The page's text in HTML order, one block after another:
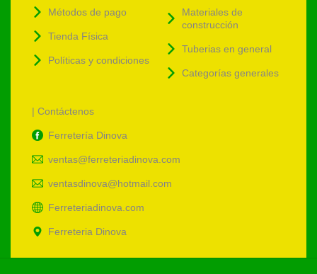
Métodos de pago
Tienda Física
Políticas y condiciones
Materiales de
construcción
Tuberias en general
Categorías generales
| Contáctenos
Ferretería Dinova
ventas@ferreteriadinova.com
ventasdinova@hotmail.com
Ferreteriadinova.com
Ferreteria Dinova